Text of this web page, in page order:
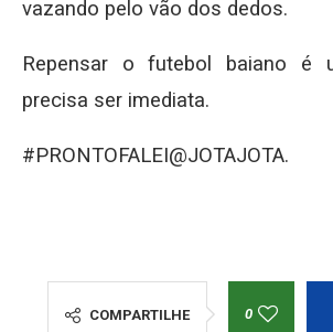
vazando pelo vão dos dedos.
Repensar o futebol baiano é
precisa ser imediata.
#PRONTOFALEI@JOTAJOTA.
COMPARTILHE 0